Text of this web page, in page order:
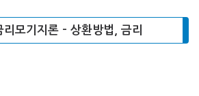
리모기지론 – 상환방법, 금리